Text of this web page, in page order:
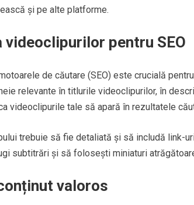
și pe alte platforme.
videoclipurilor pentru SEO
de căutare (SEO) este crucială
relevante în titlurile videoclipurilor, în
videoclipurile tale să apară în rezultatele
trebuie să fie detaliată și să includă link-
subtitrări și să folosești miniaturi
valoros